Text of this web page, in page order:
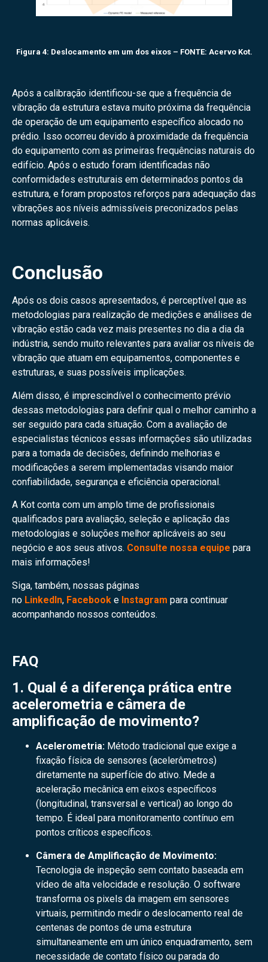
Figura 4: Deslocamento em um dos eixos – FONTE: Acervo Kot.
Após a calibração identificou-se que a frequência de
vibração da estrutura estava muito próxima da frequência
de operação de um equipamento específico alocado no
prédio. Isso ocorreu devido à proximidade da frequência
do equipamento com as primeiras frequências naturais do
edifício. Após o estudo foram identificadas não
conformidades estruturais em determinados pontos da
estrutura, e foram propostos reforços para adequação das
vibrações aos níveis admissíveis preconizados pelas
normas aplicáveis.
Conclusão
Após os dois casos apresentados, é perceptível que as
metodologias para realização de medições e análises de
vibração estão cada vez mais presentes no dia a dia da
indústria, sendo muito relevantes para avaliar os níveis de
vibração que atuam em equipamentos, componentes e
estruturas, e suas possíveis implicações.
Além disso, é imprescindível o conhecimento prévio
dessas metodologias para definir qual o melhor caminho a
ser seguido para cada situação. Com a avaliação de
especialistas técnicos essas informações são utilizadas
para a tomada de decisões, definindo melhorias e
modificações a serem implementadas visando maior
confiabilidade, segurança e eficiência operacional.
A Kot conta com um amplo time de profissionais
qualificados para avaliação, seleção e aplicação das
metodologias e soluções melhor aplicáveis ao seu
negócio e aos seus ativos. Consulte nossa equipe para
mais informações!
Siga, também, nossas páginas
no LinkedIn, Facebook e Instagram para continuar
acompanhando nossos conteúdos.
FAQ
1. Qual é a diferença prática entre
acelerometria e câmera de
amplificação de movimento?
Acelerometria: Método tradicional que exige a
fixação física de sensores (acelerômetros)
diretamente na superfície do ativo. Mede a
aceleração mecânica em eixos específicos
(longitudinal, transversal e vertical) ao longo do
tempo. É ideal para monitoramento contínuo em
pontos críticos específicos.
Câmera de Amplificação de Movimento:
Tecnologia de inspeção sem contato baseada em
vídeo de alta velocidade e resolução. O software
transforma os pixels da imagem em sensores
virtuais, permitindo medir o deslocamento real de
centenas de pontos de uma estrutura
simultaneamente em um único enquadramento, sem
necessidade de contato físico ou parada do